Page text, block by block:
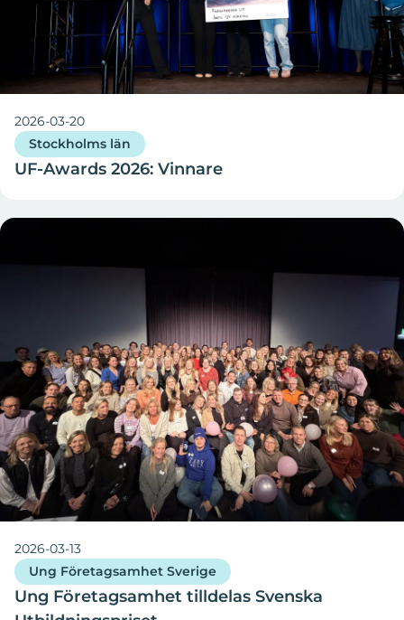
2026-03-20
Stockholms län
UF-Awards 2026: Vinnare
2026-03-13
Ung Företagsamhet Sverige
Ung Företagsamhet tilldelas Svenska